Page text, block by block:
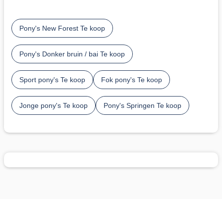
Pony's New Forest Te koop
Pony's Donker bruin / bai Te koop
Sport pony's Te koop Fok pony's Te koop
Jonge pony's Te koop Pony's Springen Te koop